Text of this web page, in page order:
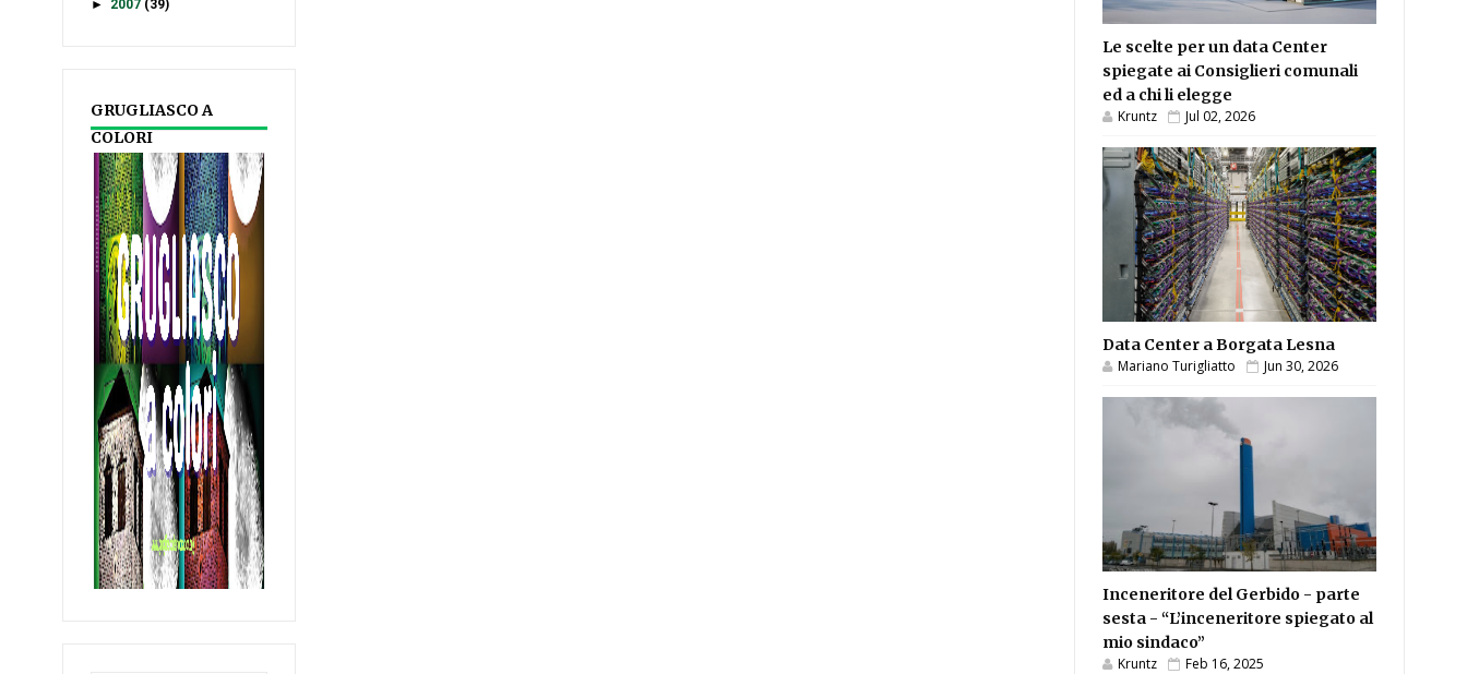
► 2007 (39)
GRUGLIASCO A
COLORI
Le scelte per un data Center
spiegate ai Consiglieri comunali
ed a chi li elegge
Kruntz Jul 02, 2026
Data Center a Borgata Lesna
Mariano Turigliatto Jun 30, 2026
Inceneritore del Gerbido - parte
sesta - “L’inceneritore spiegato al
mio sindaco”
Kruntz Feb 16, 2025